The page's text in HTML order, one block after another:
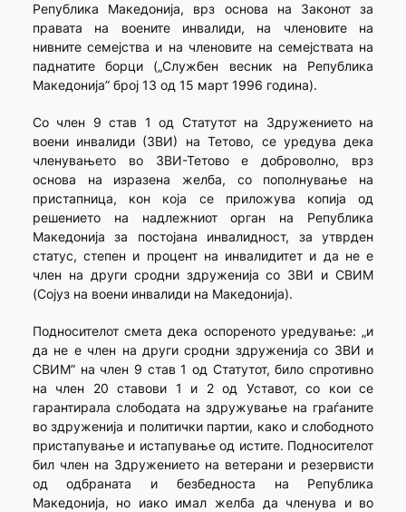
Република Македонија, врз основа на Законот за
правата на воените инвалиди, на членовите на
нивните семејства и на членовите на семејствата на
паднатите борци („Службен весник на Република
Македонија” број 13 од 15 март 1996 година).
Со член 9 став 1 од Статутот на Здружението на
воени инвалиди (ЗВИ) на Тетово, се уредува дека
членувањето во ЗВИ-Тетово е доброволно, врз
основа на изразена желба, со пополнување на
пристапница, кон која се приложува копија од
решението на надлежниот орган на Република
Македонија за постојана инвалидност, за утврден
статус, степен и процент на инвалидитет и да не е
член на други сродни здруженија со ЗВИ и СВИМ
(Сојуз на воени инвалиди на Македонија).
Подносителот смета дека оспореното уредување: „и
да не е член на други сродни здруженија со ЗВИ и
СВИМ” на член 9 став 1 од Статутот, било спротивно
на член 20 ставови 1 и 2 од Уставот, со кои се
гарантирала слободата на здружување на граѓаните
во здруженија и политички партии, како и слободното
пристапување и истапување од истите. Подносителот
бил член на Здружението на ветерани и резервисти
од одбраната и безбедноста на Република
Македонија, но иако имал желба да членува и во